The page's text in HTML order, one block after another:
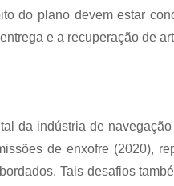
do plano devem estar
e a recuperação de
da indústria de
de enxofre (2020),
Tais desafios